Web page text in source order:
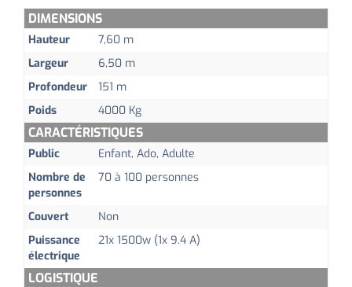
DIMENSIONS
Hauteur
7,60 m
Largeur
6,50 m
Profondeur
151 m
Poids
4000 Kg
CARACTÉRISTIQUES
Public
Enfant, Ado, Adulte
Nombre de
personnes
70 à 100 personnes
Couvert
Non
Puissance
électrique
21x 1500w (1x 9.4 A)
LOGISTIQUE